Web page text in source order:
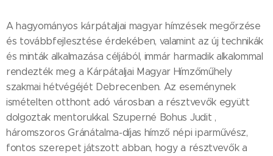
A hagyományos kárpátaljai magyar hímzések megőrzése
és továbbfejlesztése érdekében, valamint az új technikák
és minták alkalmazása céljából, immár harmadik alkalommal
rendezték meg a Kárpátaljai Magyar Hímzőműhely
szakmai hétvégéjét Debrecenben. Az eseménynek
ismételten otthont adó városban a résztvevők együtt
dolgoztak mentorukkal. Szuperné Bohus Judit ,
háromszoros Gránátalma-díjas hímző népi iparművész,
fontos szerepet játszott abban, hogy a résztvevők a